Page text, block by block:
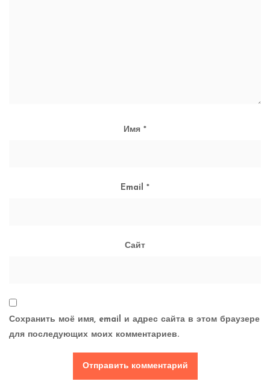
Имя *
Email *
Сайт
Сохранить моё имя, email и адрес сайта в этом браузере
для последующих моих комментариев.